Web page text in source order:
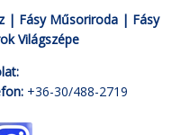
| Fásy Műsoriroda | Fásy
Világszépe
+36-30/488-2719